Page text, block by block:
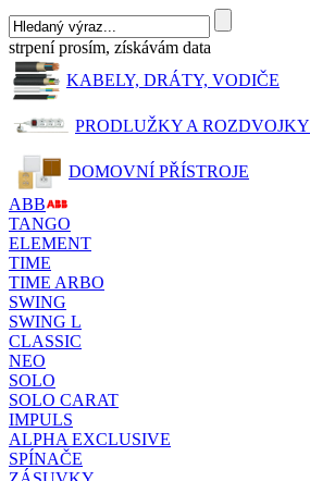
strpení prosím, získávám data
KABELY, DRÁTY, VODIČE
PRODLUŽKY A ROZDVOJKY
DOMOVNÍ PŘÍSTROJE
ABB
TANGO
ELEMENT
TIME
TIME ARBO
SWING
SWING L
CLASSIC
NEO
SOLO
SOLO CARAT
IMPULS
ALPHA EXCLUSIVE
SPÍNAČE